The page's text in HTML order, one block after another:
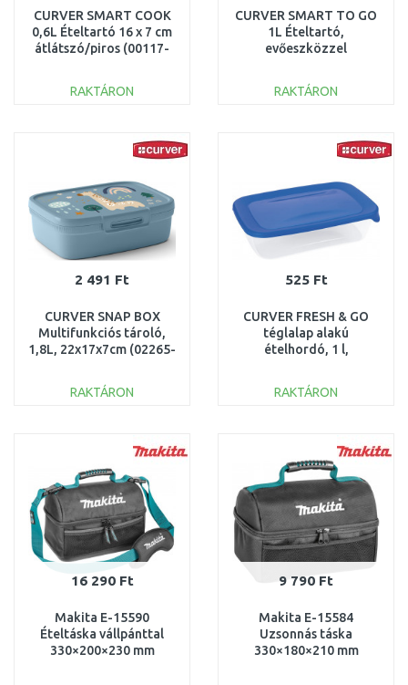
CURVER SMART COOK
0,6L Ételtartó 16 x 7 cm
átlátszó/piros (00117-
RAKTÁRON
Összehasonlítás
CURVER SMART TO GO
1L Ételtartó,
evőeszközzel
250002 (00946-Q19)
RAKTÁRON
Összehasonlítás
2 491 Ft
CURVER SNAP BOX
Multifunkciós tároló,
1,8L, 22x17x7cm (02265-
RAKTÁRON
Összehasonlítás
525 Ft
CURVER FRESH & GO
téglalap alakú
ételhordó, 1 l,
(00554-139)
RAKTÁRON
Összehasonlítás
16 290 Ft
Makita E-15590
Ételtáska vállpánttal
330×200×230 mm
9 790 Ft
Makita E-15584
Uzsonnás táska
330×180×210 mm